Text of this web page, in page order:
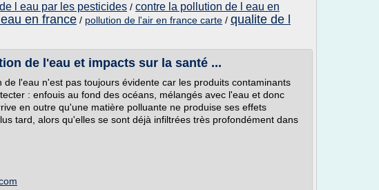
l eau par les pesticides / contre la pollution de l eau en
en france / pollution de l'air en france carte / qualite de l
de l'eau et impacts sur la santé ...
de l'eau n'est pas toujours évidente car les produits contaminants
: enfouis au fond des océans, mélangés avec l'eau et donc
en outre qu'une matière polluante ne produise ses effets
tard, alors qu'elles se sont déjà infiltrées très profondément dans